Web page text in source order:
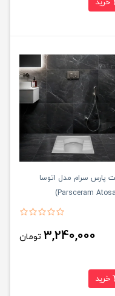
پارس سرام مدل اتوسا
3,240,000 تومان